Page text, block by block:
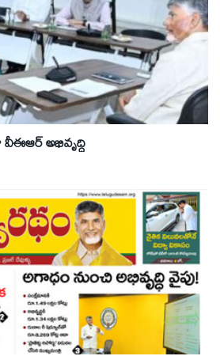
వీఈఆర్ అభివృద్ధి